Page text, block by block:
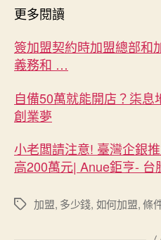
更多閱讀
簽加盟契約時加盟總部和
義務和 …
自備50萬就能開店？柒
創業夢
小老闆請注意! 臺灣企銀
高200萬元| Anue鉅亨- 台
標
加盟, 多少錢, 如何加盟,條